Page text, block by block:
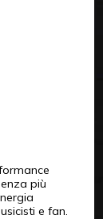
più
e fan.